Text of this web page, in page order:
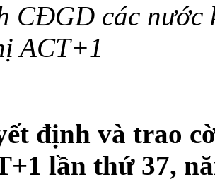
CĐGD các nước
ACT+1
định và trao
lần thứ 37,